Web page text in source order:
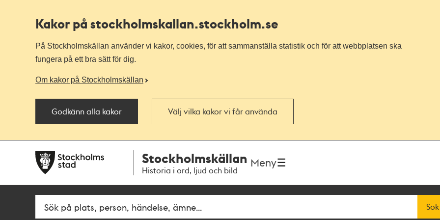
Kakor på stockholmskallan.stockholm.se
På Stockholmskällan använder vi kakor, cookies, för att sammanställa statistik och för att webbplatsen ska
fungera på ett bra sätt för dig.
Om kakor på Stockholmskällan
Godkänn alla kakor Välj vilka kakor vi får använda
navigationen
huvudinnehållet
Stockholmskällan
Historia i ord, ljud och bild
Meny
Fritextsök Sök